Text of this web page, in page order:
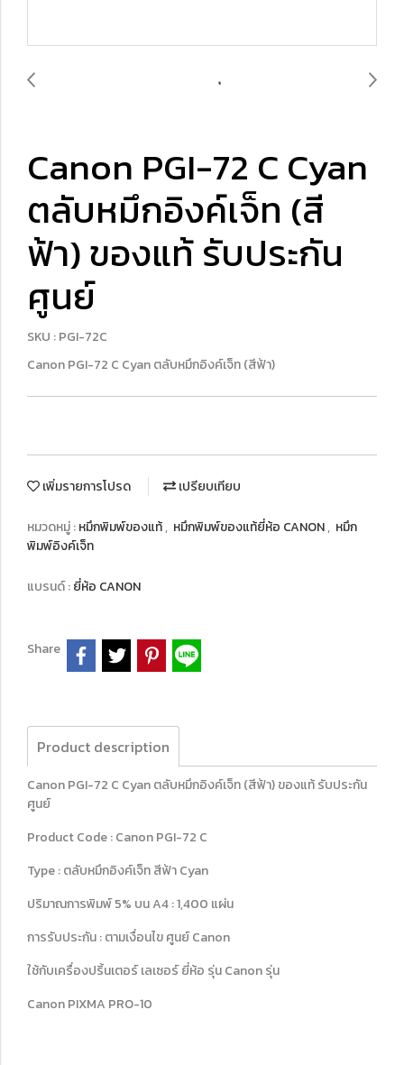
Canon PGI-72 C Cyan
ตลับหมึกอิงค์เจ็ท (สี
ฟ้า) ของแท้ รับประกัน
ศูนย์
SKU : PGI-72C
Canon PGI-72 C Cyan ตลับหมึกอิงค์เจ็ท (สีฟ้า)
เพิ่มรายการโปรด เปรียบเทียบ
หมวดหมู่ :หมึกพิมพ์ของแท้, หมึกพิมพ์ของแท้ยี่ห้อ CANON, หมึก
พิมพ์อิงค์เจ็ท
แบรนด์ :ยี่ห้อ CANON
Share
Product description
Canon PGI-72 C Cyan ตลับหมึกอิงค์เจ็ท (สีฟ้า) ของแท้ รับประกัน
ศูนย์
Product Code : Canon PGI-72 C
Type : ตลับหมึกอิงค์เจ็ท สีฟ้า Cyan
ปริมาณการพิมพ์ 5% บน A4 : 1,400 แผ่น
การรับประกัน : ตามเงื่อนไข ศูนย์ Canon
ใช้กับเครื่องปริ้นเตอร์ เลเซอร์ ยี่ห้อ รุ่น Canon รุ่น
Canon PIXMA PRO-10